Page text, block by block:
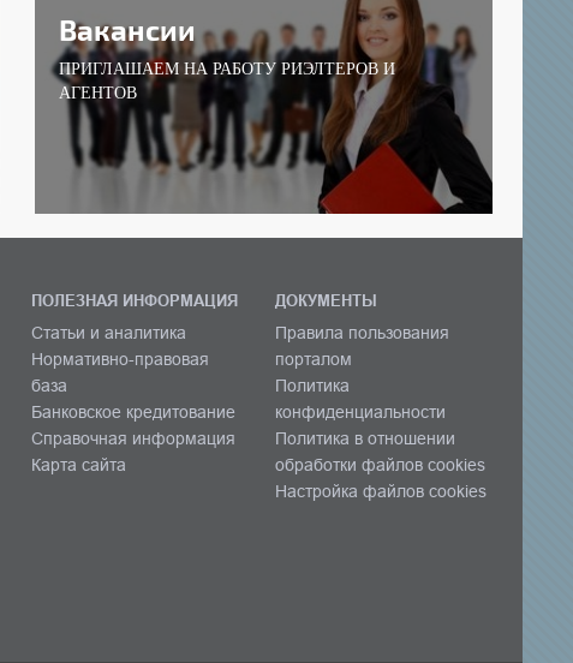
Вакансии
ПРИГЛАШАЕМ НА РАБОТУ РИЭЛТЕРОВ И
АГЕНТОВ
ПОЛЕЗНАЯ ИНФОРМАЦИЯ
Статьи и аналитика
Нормативно-правовая
база
Банковское кредитование
Справочная информация
Карта сайта
ДОКУМЕНТЫ
Правила пользования
порталом
Политика
конфиденциальности
Политика в отношении
обработки файлов cookies
Настройка файлов cookies